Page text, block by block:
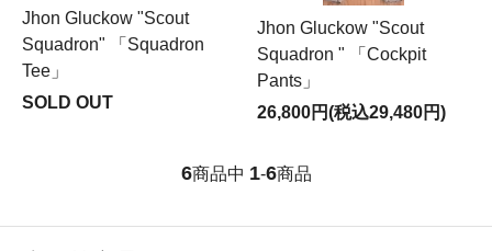
Jhon Gluckow "Scout
Squadron" 「Squadron
Tee」
SOLD OUT
Jhon Gluckow "Scout
Squadron " 「Cockpit
Pants」
26,800円(税込29,480円)
6商品中 1-6商品